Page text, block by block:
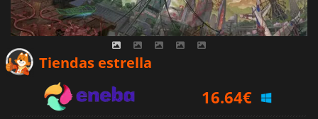
Tiendas estrella
16.64€